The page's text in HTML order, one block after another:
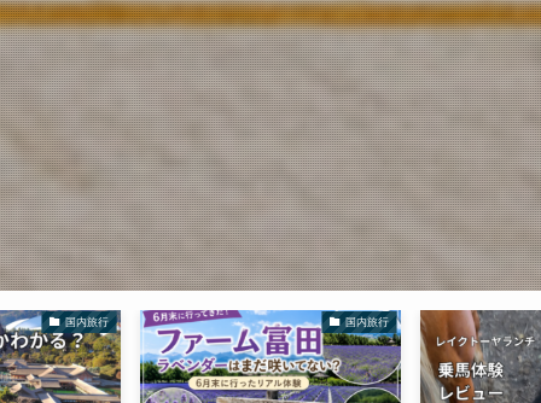
国内旅行 国内旅行